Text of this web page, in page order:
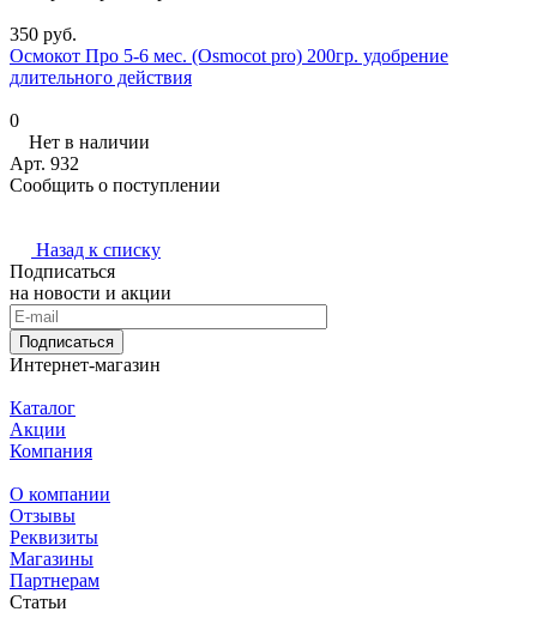
350 руб.
Осмокот Про 5-6 мес. (Osmocot pro) 200гр. удобрение
длительного действия
0
Нет в наличии
Арт. 932
Сообщить о поступлении
Назад к списку
Подписаться
на новости и акции
Подписаться
Интернет-магазин
Каталог
Акции
Компания
О компании
Отзывы
Реквизиты
Магазины
Партнерам
Статьи